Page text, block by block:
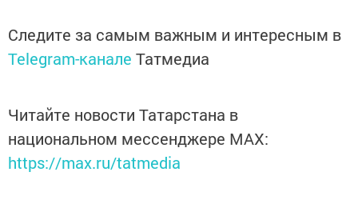
Следите за самым важным и интересным в
Telegram-канале Татмедиа
Читайте новости Татарстана в
национальном мессенджере MАХ:
https://max.ru/tatmedia